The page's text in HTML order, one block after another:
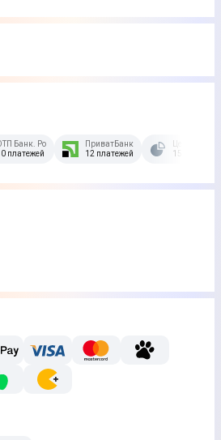
Банк. Розстрочка Скибочка.
платежей
ПриватБанк
12 платежей
15 платежей